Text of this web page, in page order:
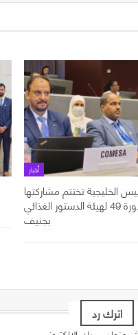
أخبار
الخليجية تختتم مشاركتها
في أعمال الدورة 49 لهيئة الدستور الغذائي
بجنيف
اترك رد